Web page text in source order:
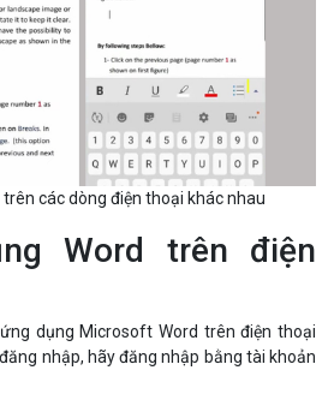
các dòng điện thoại khác nhau
Word trên điện
dụng Microsoft Word trên điện thoại
nhập, hãy đăng nhập bằng tài khoản